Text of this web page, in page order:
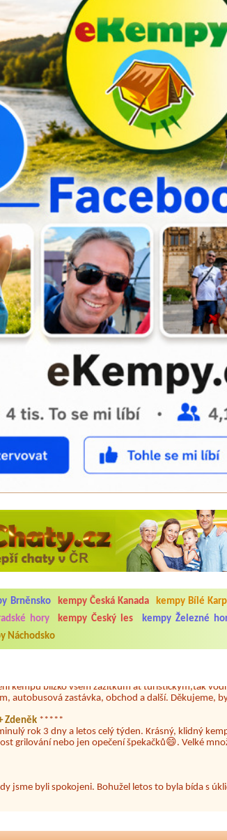
Brněnsko kempy Česká Kanada kempy Bílé
hory kempy Český les kempy Železné
Náchodsko
do 1.8. 2026. Kemp jako takový je pěkný. V
není samozřejmost. V kempu je obchod a
hluk z repráků u stanů a absolutní bezohlednost
hrála jiná hudba.Kemp pěkný, ale takový rámus
dva. Na začátku prázdnin. Přijeli jsme
dobrým jídlem za slušnou cenu na dosah, a spoustu
líbilo.
kempu blízko všem zážitkům ať turistickým,tak
Zdeněk*****
rok 3 dny a letos celý týden. Krásný, klidný
grilování nebo jen opečení špekačků😄. Velké
jsme byli spokojeni. Bohužel letos to byla bída s